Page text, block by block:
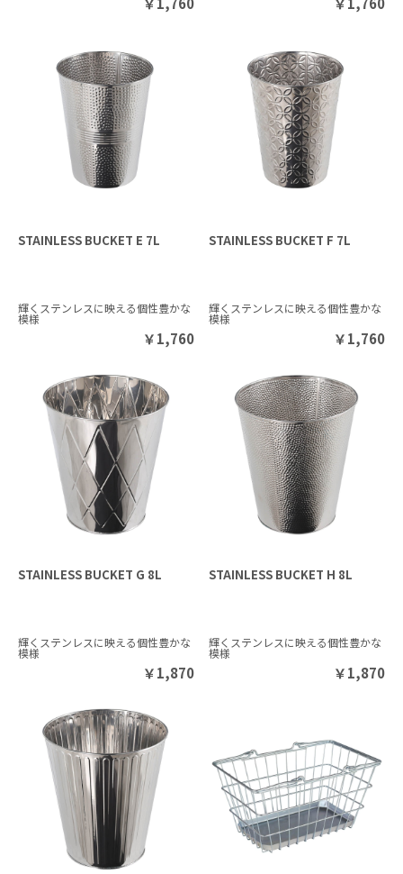
STAINLESS BUCKET E 7L
輝くステンレスに映える個性豊かな
模様
￥1,760
STAINLESS BUCKET F 7L
輝くステンレスに映える個性豊かな
模様
￥1,760
STAINLESS BUCKET G 8L
輝くステンレスに映える個性豊かな
模様
￥1,870
STAINLESS BUCKET H 8L
輝くステンレスに映える個性豊かな
模様
￥1,870